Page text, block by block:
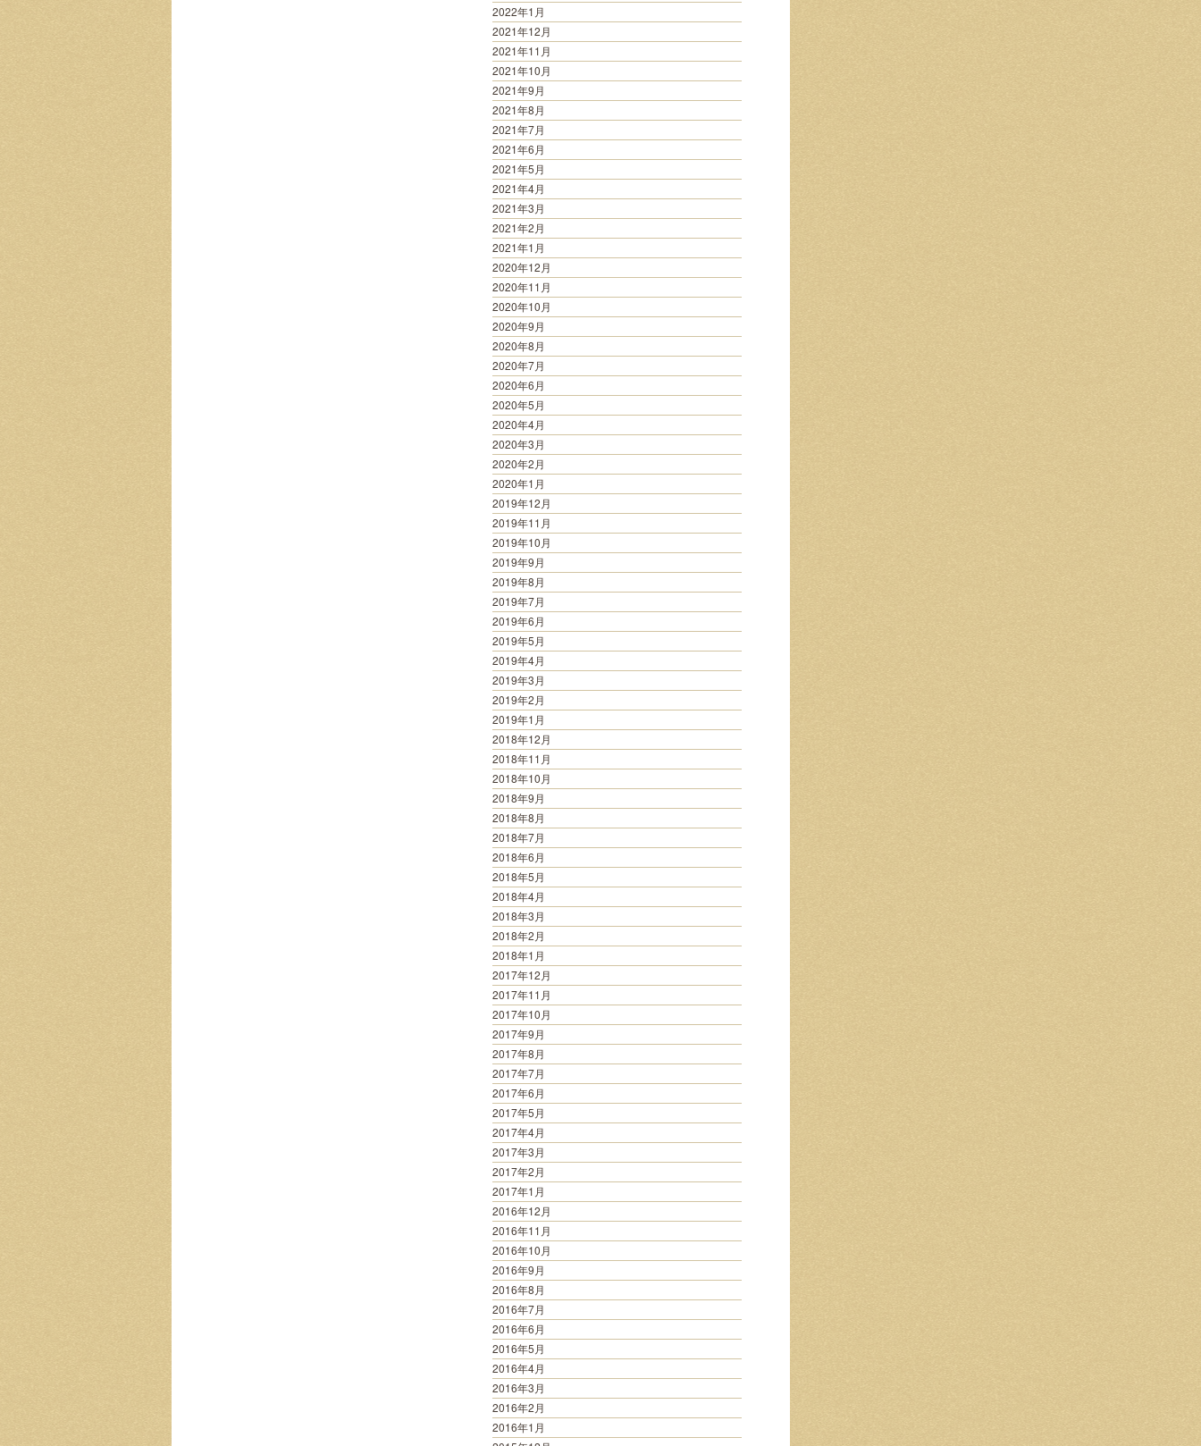
2022年1月
2021年12月
2021年11月
2021年10月
2021年9月
2021年8月
2021年7月
2021年6月
2021年5月
2021年4月
2021年3月
2021年2月
2021年1月
2020年12月
2020年11月
2020年10月
2020年9月
2020年8月
2020年7月
2020年6月
2020年5月
2020年4月
2020年3月
2020年2月
2020年1月
2019年12月
2019年11月
2019年10月
2019年9月
2019年8月
2019年7月
2019年6月
2019年5月
2019年4月
2019年3月
2019年2月
2019年1月
2018年12月
2018年11月
2018年10月
2018年9月
2018年8月
2018年7月
2018年6月
2018年5月
2018年4月
2018年3月
2018年2月
2018年1月
2017年12月
2017年11月
2017年10月
2017年9月
2017年8月
2017年7月
2017年6月
2017年5月
2017年4月
2017年3月
2017年2月
2017年1月
2016年12月
2016年11月
2016年10月
2016年9月
2016年8月
2016年7月
2016年6月
2016年5月
2016年4月
2016年3月
2016年2月
2016年1月